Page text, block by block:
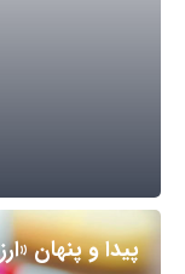
پیدا و پنهان